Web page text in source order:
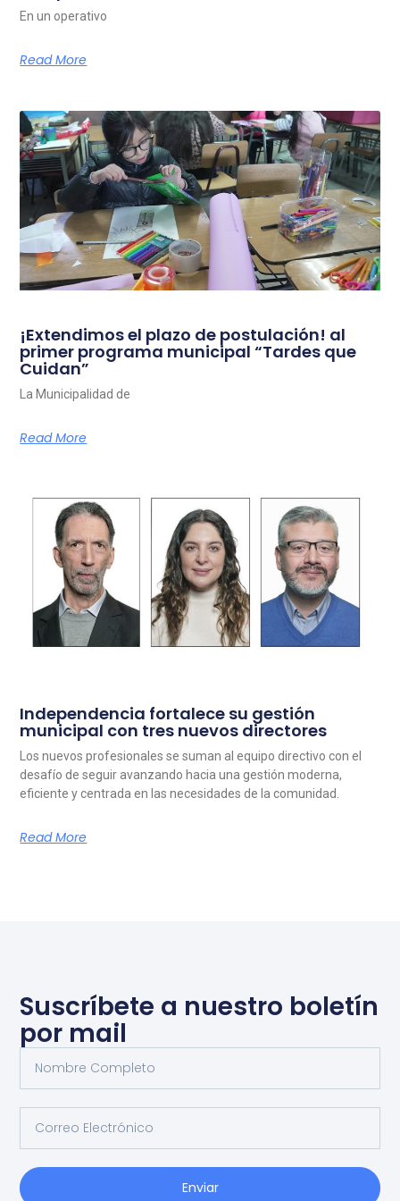
En un operativo
Read More
¡Extendimos el plazo de postulación! al
primer programa municipal “Tardes que
Cuidan”
La Municipalidad de
Read More
Independencia fortalece su gestión
municipal con tres nuevos directores
Los nuevos profesionales se suman al equipo directivo con el
desafío de seguir avanzando hacia una gestión moderna,
eficiente y centrada en las necesidades de la comunidad.
Read More
Suscríbete a nuestro boletín
por mail
Enviar